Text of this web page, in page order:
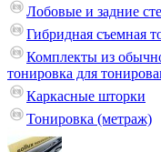
Лобовые и задние
Гибридная съемная
Комплекты из
тонировка для
Каркасные шторки
Тонировка (метраж)